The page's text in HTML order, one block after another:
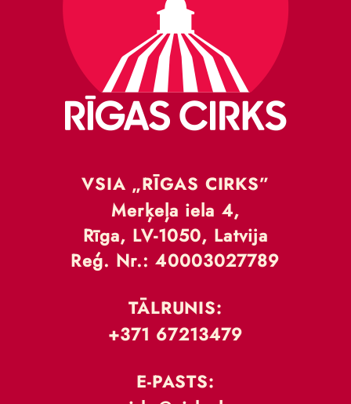
VSIA „RĪGAS CIRKS”
Merķeļa iela 4,
Rīga, LV-1050, Latvija
Reģ. Nr.: 40003027789
TĀLRUNIS:
+371 67213479
E-PASTS: